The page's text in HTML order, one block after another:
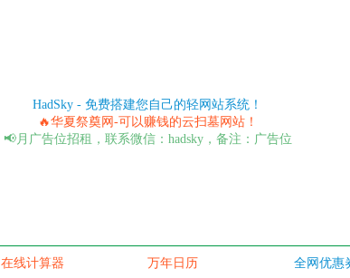
HadSky - 免费搭建您自己的轻网站系统！
🔥华夏祭奠网-可以赚钱的云扫墓网站！
📢月广告位招租，联系微信：hadsky，备注：广告位
在线计算器 万年日历
全网优惠